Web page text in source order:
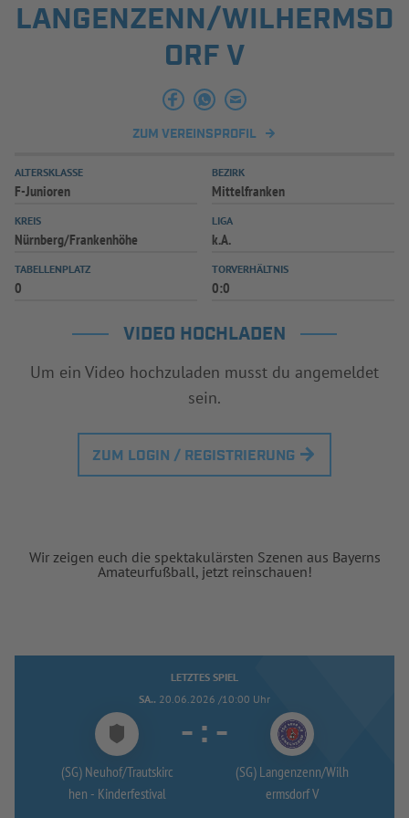
LANGENZENN/WILHERMSD
ORF V
ZUM VEREINSPROFIL
ALTERSKLASSE
F-Junioren
BEZIRK
Mittelfranken
KREIS
Nürnberg/Frankenhöhe
LIGA
k.A.
TABELLENPLATZ
0
TORVERHÄLTNIS
0:0
VIDEO HOCHLADEN
Um ein Video hochzuladen musst du angemeldet
sein.
ZUM LOGIN / REGISTRIERUNG
Wir zeigen euch die spektakulärsten Szenen aus Bayerns
Amateurfußball, jetzt reinschauen!
LETZTES SPIEL
SA.. 20.06.2026 /10:00 Uhr
(SG) Neuhof/Trautskirc
hen - Kinderfestival
- : -
(SG) Langenzenn/Wilh
ermsdorf V